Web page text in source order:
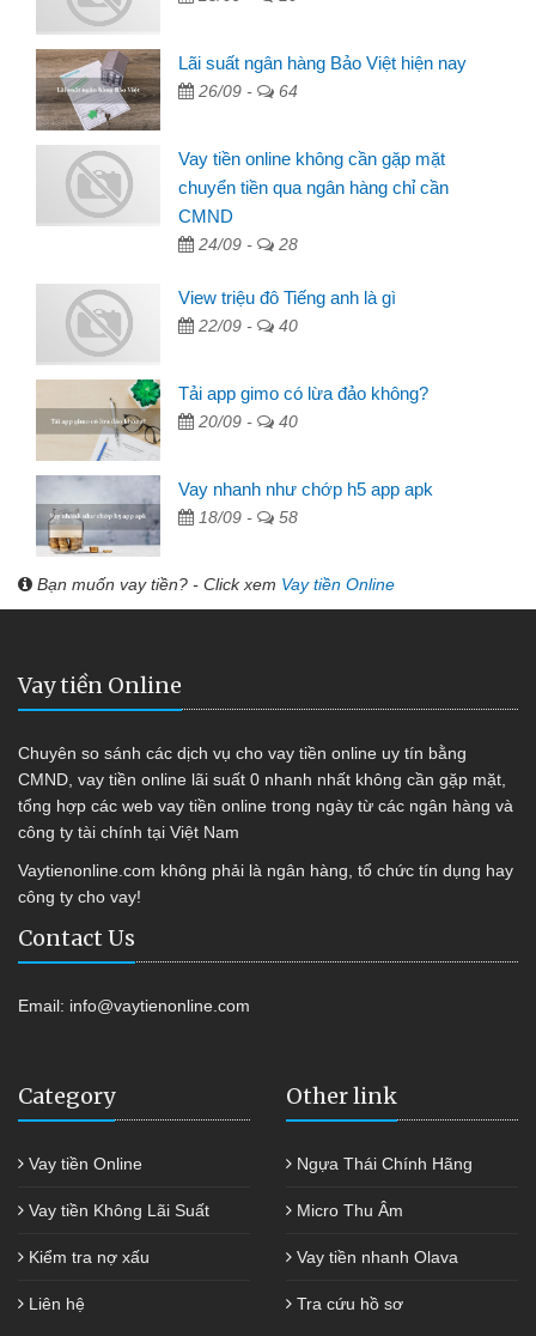
Lãi suất ngân hàng Bảo Việt hiện nay
26/09 - 64
Vay tiền online không cần gặp mặt
chuyển tiền qua ngân hàng chỉ cần
CMND
24/09 - 28
View triệu đô Tiếng anh là gì
22/09 - 40
Tải app gimo có lừa đảo không?
20/09 - 40
Vay nhanh như chớp h5 app apk
18/09 - 58
Bạn muốn vay tiền? - Click xem Vay tiền Online
Vay tiền Online
Chuyên so sánh các dịch vụ cho vay tiền online uy tín bằng
CMND, vay tiền online lãi suất 0 nhanh nhất không cần gặp mặt,
tổng hợp các web vay tiền online trong ngày từ các ngân hàng và
công ty tài chính tại Việt Nam
Vaytienonline.com không phải là ngân hàng, tổ chức tín dụng hay
công ty cho vay!
Contact Us
Email: info@vaytienonline.com
Category
Vay tiền Online
Vay tiền Không Lãi Suất
Kiểm tra nợ xấu
Liên hệ
Other link
Ngựa Thái Chính Hãng
Micro Thu Âm
Vay tiền nhanh Olava
Tra cứu hồ sơ